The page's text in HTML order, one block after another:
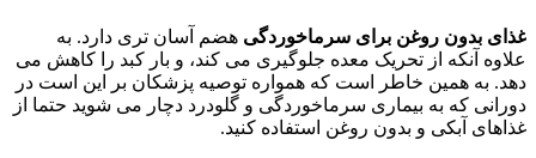
غذای بدون روغن برای سرماخوردگی هضم آسان ‌تری دارد. به
علاوه آنکه از تحریک معده جلوگیری می ‌کند، و بار کبد را کاهش می
‌دهد. به همین خاطر است که همواره توصیه پزشکان بر این است در
دورانی که به بیماری سرماخوردگی و گلودرد دچار می شوید حتما از
غذاهای آبکی و بدون روغن استفاده کنید.